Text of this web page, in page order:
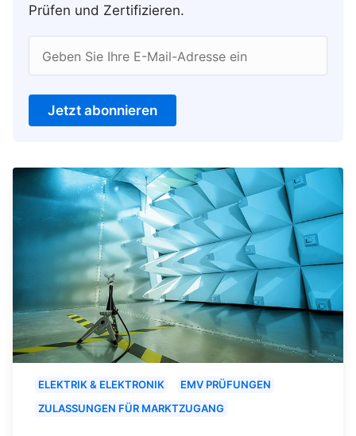
Prüfen und Zertifizieren.
Geben Sie Ihre E-Mail-Adresse ein
Jetzt abonnieren
ELEKTRIK & ELEKTRONIK
EMV PRÜFUNGEN
ZULASSUNGEN FÜR MARKTZUGANG